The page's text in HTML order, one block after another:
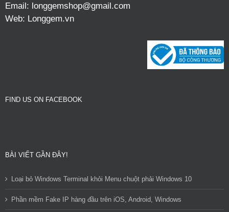
Email: longgemshop@gmail.com
Web: Longgem.vn
FIND US ON FACEBOOK
BÀI VIẾT GẦN ĐÂY!
Loại bỏ Windows Terminal khỏi Menu chuột phải Windows 10
Phần mềm Fake IP hàng đầu trên iOS, Android, Windows